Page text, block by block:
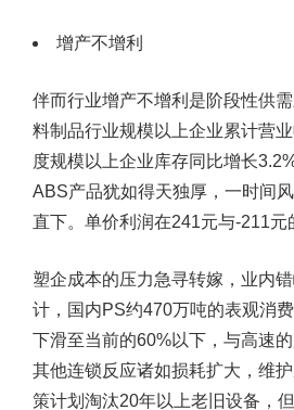
增产不增利
伴而行业增产不增利是阶段性供
料制品行业规模以上企业累计营
度规模以上企业库存同比增长
ABS产品犹如得天独厚，一时间
直下。单价利润在241元与-211元
塑企成本的压力急寻转嫁，业内
计，国内PS约470万吨的表观消
下滑至当前的60%以下，与高速
其他连锁反应诸如损耗扩大，维
策计划淘汰20年以上老旧设备，